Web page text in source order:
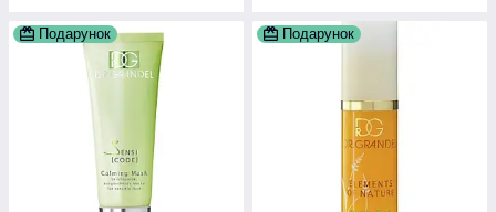
Подарунок Подарунок